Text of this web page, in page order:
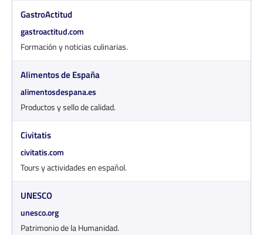
GastroActitud
gastroactitud.com
Formación y noticias culinarias.
Alimentos de España
alimentosdespana.es
Productos y sello de calidad.
Civitatis
civitatis.com
Tours y actividades en español.
UNESCO
unesco.org
Patrimonio de la Humanidad.